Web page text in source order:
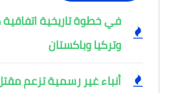
في خطوة تاريخية
وتركيا وباكستان
أنباء غير رسمية تزعم